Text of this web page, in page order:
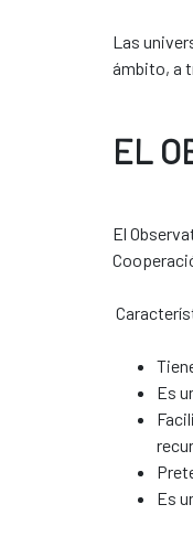
Las
ámbito, a
EL
El
Es
Es